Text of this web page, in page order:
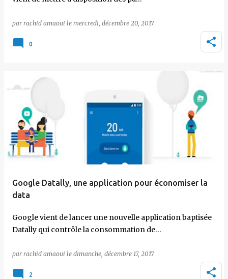
par rachid amaoui le mercredi, décembre 20, 2017
0
Google Datally, une application pour économiser la
data
Google vient de lancer une nouvelle application baptisée
Datally qui contrôle la consommation de…
par rachid amaoui le dimanche, décembre 17, 2017
2